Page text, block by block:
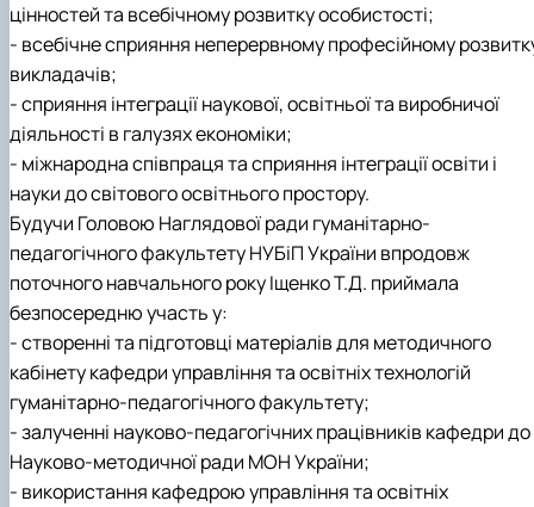
цінностей та всебічному розвитку особистості;
- всебічне сприяння неперервному професійному
викладачів;
- сприяння інтеграції наукової, освітньої та виробничої
діяльності в галузях економіки;
- міжнародна співпраця та сприяння інтеграції освіти і
науки до світового освітнього простору.
Будучи Головою Наглядової ради гуманітарно-
педагогічного факультету НУБіП України впродовж
поточного навчального року Іщенко Т.Д. приймала
безпосередню участь у:
- створенні та підготовці матеріалів для методичного
кабінету кафедри управління та освітніх технологій
гуманітарно-педагогічного факультету;
- залученні науково-педагогічних працівників кафедри до
Науково-методичної ради МОН України;
- використання кафедрою управління та освітніх